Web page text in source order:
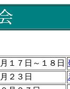
月１７日～１８日
２３日